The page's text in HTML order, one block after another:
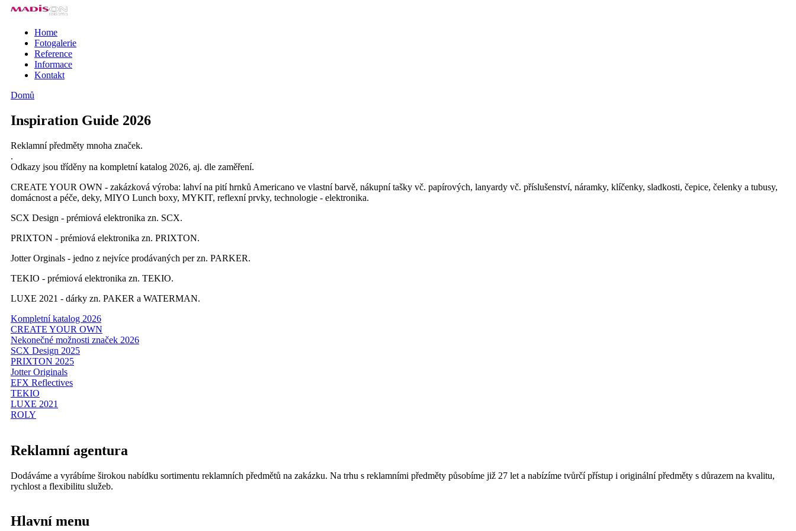
Přejít k hlavnímu obsahu
Home
Fotogalerie
Reference
Informace
Kontakt
Domů
Inspiration Guide 2026
Reklamní předměty mnoha značek.
.
Odkazy jsou tříděny na kompletní katalog 2026, aj. dle zaměření.
CREATE YOUR OWN - zakázková výroba: lahví na pití hrnků Americano ve vlastní barvě, nákupní tašky vč. papírových, lanyardy vč. příslušenství, náramky, klíčenky, sladkosti, čepice, čelenky a tubusy,
domácnost a péče, deky, MIYO Lunch boxy, MYKIT, reflexní prvky, technologie - elektronika.
SCX Design - prémiová elektronika zn. SCX.
PRIXTON - prémiová elektronika zn. PRIXTON.
Jotter Orginals - jedno z nejvíce prodávaných per zn. PARKER.
TEKIO - prémiová elektronika zn. TEKIO.
LUXE 2021 - dárky zn. PAKER a WATERMAN.
Kompletní katalog 2026
CREATE YOUR OWN
Nekonečné možnosti značek 2026
SCX Design 2025
PRIXTON 2025
Jotter Originals
EFX Reflectives
TEKIO
LUXE 2021
ROLY
Reklamní agentura
Dodáváme a vyrábíme širokou nabídku sortimentu reklamních předmětů na zakázku. Na trhu s reklamními předměty působíme již 27 let a nabízíme tvůrčí přístup i originální předměty s důrazem na kvalitu,
rychlost a flexibilitu služeb.
Hlavní menu